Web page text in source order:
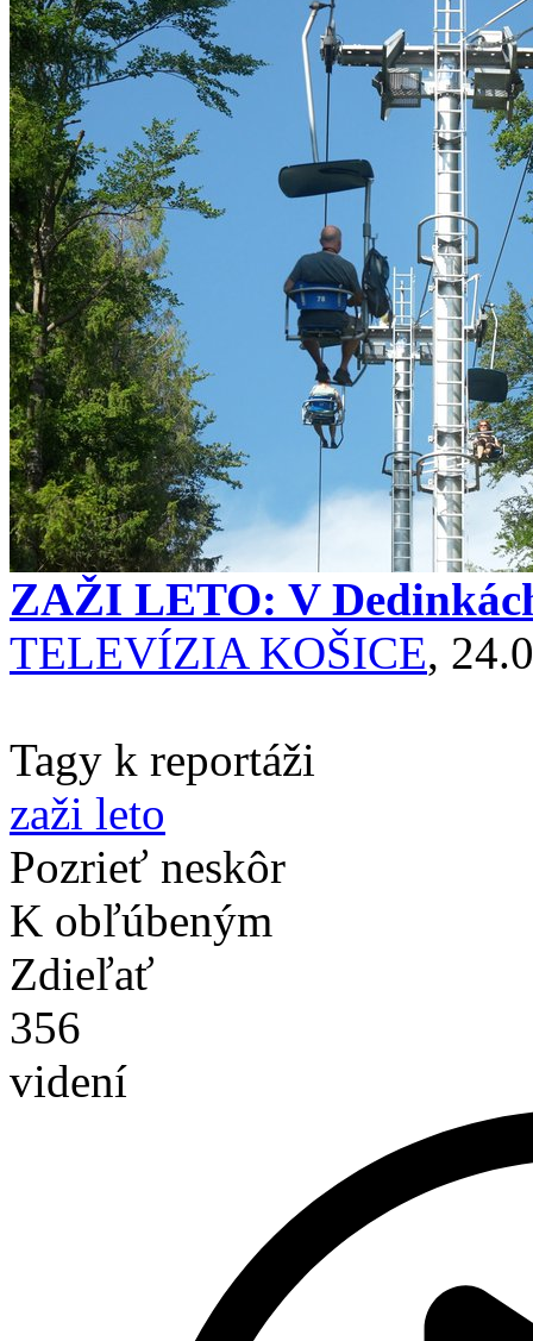
ZAŽI LETO: V
TELEVÍZIA KOŠICE,
Tagy k reportáži
zaži leto
Pozrieť neskôr
K obľúbeným
Zdieľať
356
videní